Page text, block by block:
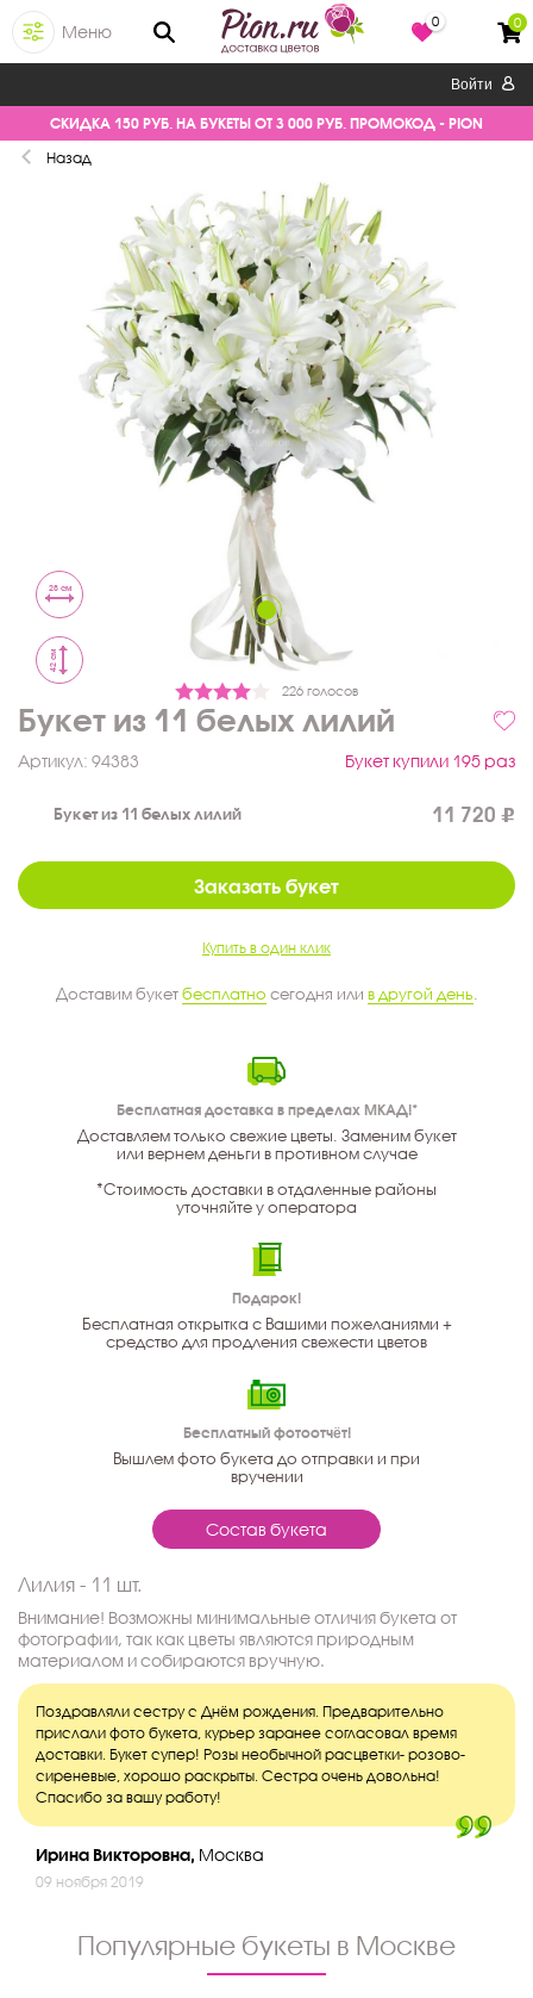
Меню
0 0
Войти
СКИДКА 150 РУБ. НА БУКЕТЫ ОТ 3 000 РУБ. ПРОМОКОД - PION
Назад
226 голосов
28 см
42 см
Букет из 11 белых лилий
Артикул: 94383 Букет купили 195 раз
Букет из 11 белых лилий 11 720
Заказать букет
Купить в один клик
Доставим букетбесплатно сегодня или в другой день
Бесплатная доставка в пределах МКАД!*
Доставляем только свежие цветы. Заменим букет
или вернем деньги в противном случае
*Стоимость доставки в отдаленные районы
уточняйте у оператора
Подарок!
Бесплатная открытка с Вашими пожеланиями +
средство для продления свежести цветов
Бесплатный фотоотчёт!
Вышлем фото букета до отправки и при
вручении
Состав букета
Лилия - 11 шт.
Внимание! Возможны минимальные отличия букета от
фотографии, так как цветы являются природным
материалом и собираются вручную.
Поздравляли сестру с Днём рождения. Предварительно
прислали фото букета, курьер заранее согласовал время
доставки. Букет супер! Розы необычной расцветки- розово-
сиреневые, хорошо раскрыты. Сестра очень довольна!
Спасибо за вашу работу!
Ирина Викторовна, Москва
09 ноября 2019
Популярные букеты в Москве